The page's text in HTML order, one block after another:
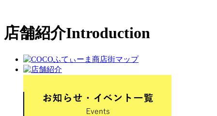
店舗紹介Introduction